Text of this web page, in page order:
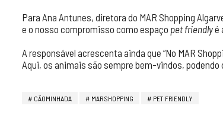
Para Ana Antunes, diretora do MAR Shopping
e o nosso compromisso como espaço pet friendlyé
A responsável acrescenta ainda que “No MAR
Aqui, os animais são sempre bem-vindos,
CÃOMINHADA MAR SHOPPING PET FRIENDLY